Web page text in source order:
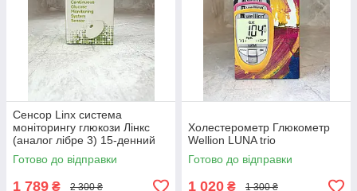
Сенсор Linx система
моніторингу глюкози Лінкс
(аналог лібре 3) 15-денний
моніторинг
Готово до відправки
1 789 ₴ 2 300 ₴
Холестерометр Глюкометр
Wellion LUNA trio
Готово до відправки
1 020 ₴ 1 300 ₴